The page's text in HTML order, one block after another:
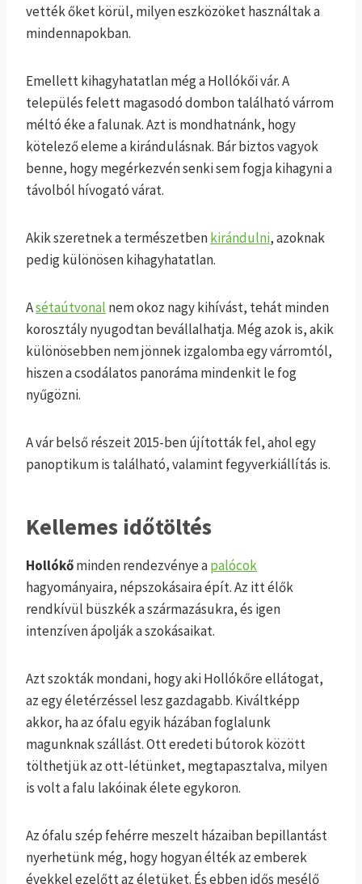
vették őket körül, milyen eszközöket használtak a
mindennapokban.
Emellett kihagyhatatlan még a Hollókői vár. A
település felett magasodó dombon található várrom
méltó éke a falunak. Azt is mondhatnánk, hogy
kötelező eleme a kirándulásnak. Bár biztos vagyok
benne, hogy megérkezvén senki sem fogja kihagyni a
távolból hívogató várat.
Akik szeretnek a természetbenkirándulni, azoknak
pedig különösen kihagyhatatlan.
Asétaútvonal nem okoz nagy kihívást, tehát minden
korosztály nyugodtan bevállalhatja. Még azok is, akik
különösebben nem jönnek izgalomba egy várromtól,
hiszen a csodálatos panoráma mindenkit le fog
nyűgözni.
A vár belső részeit 2015-ben újították fel, ahol egy
panoptikum is található, valamint fegyverkiállítás is.
Kellemes időtöltés
Hollókőminden rendezvénye apalócok
hagyományaira, népszokásaira épít. Az itt élők
rendkívül büszkék a származásukra, és igen
intenzíven ápolják a szokásaikat.
Azt szokták mondani, hogy aki Hollókőre ellátogat,
az egy életérzéssel lesz gazdagabb. Kiváltképp
akkor, ha az ófalu egyik házában foglalunk
magunknak szállást. Ott eredeti bútorok között
tölthetjük az ott-létünket, megtapasztalva, milyen
is volt a falu lakóinak élete egykoron.
Az ófalu szép fehérre meszelt házaiban bepillantást
nyerhetünk még, hogy hogyan élték az emberek
évekkel ezelőtt az életüket. És ebben idős mesélő